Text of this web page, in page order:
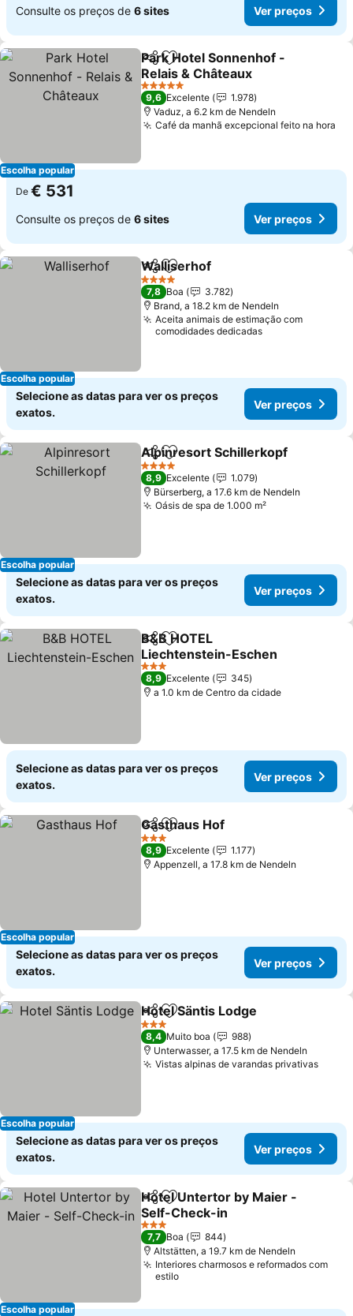
Consulte os preços de 6 sites Ver preços
Escolha popular
PartilharAdicionar aos favoritos
Park Hotel Sonnenhof -
Relais & Châteaux
Ver preços
5 Estrelas
9,6 Excelente
1.978
Vaduz, a 6.2 km de Nendeln
Café da manhã excepcional feito na hora
De € 531
Consulte os preços de 6 sites Ver preços
Escolha popular
PartilharAdicionar aos favoritos
Walliserhof
4 Estrelas
7,8 Boa
3.782
Brand, a 18.2 km de Nendeln
Aceita animais de estimação com
comodidades dedicadas
Selecione as datas para ver os preços
exatos.
Ver preços
Escolha popular
PartilharAdicionar aos favoritos
Alpinresort Schillerkopf
4 Estrelas
8,9 Excelente
1.079
Bürserberg, a 17.6 km de Nendeln
Oásis de spa de 1.000 m²Ver preços
Selecione as datas para ver os preços
exatos.
Ver preços
PartilharAdicionar aos favoritos
B&B HOTEL
Liechtenstein-Eschen
Ver preços
3 Estrelas
8,9 Excelente
345
a 1.0 km de Centro da cidade
Selecione as datas para ver os preços
exatos.
Ver preços
Escolha popular
PartilharAdicionar aos favoritos
Gasthaus Hof
3 Estrelas
8,9 Excelente
1.177
Appenzell, a 17.8 km de Nendeln
Selecione as datas para ver os preços
exatos.
Ver preços
Escolha popular
PartilharAdicionar aos favoritos
Hotel Säntis Lodge
3 Estrelas
8,4 Muito boa
988
Unterwasser, a 17.5 km de Nendeln
Vistas alpinas de varandas privativasVer
Selecione as datas para ver os preços
exatos.
Ver preços
Escolha popular
PartilharAdicionar aos favoritos
Hotel Untertor by Maier -
Self-Check-in
Ver preços
3 Estrelas
7,7 Boa
844
Altstätten, a 19.7 km de Nendeln
Interiores charmosos e reformados com
estilo